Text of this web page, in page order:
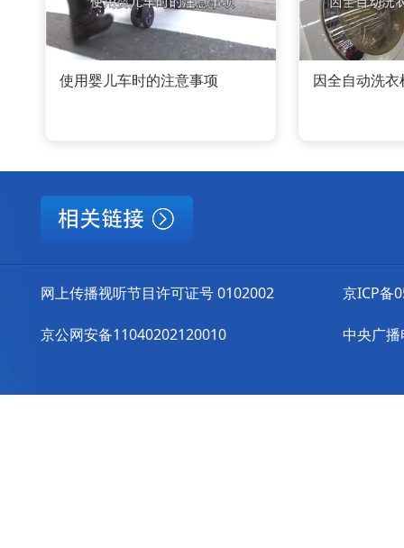
使用婴儿车时的注意事项 因全自动洗
网上传播视听节目许可证号 0102002
京公网安备11040202120010
京ICP备
中央广